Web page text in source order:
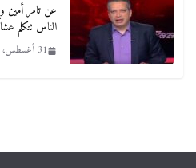
عن تامر أمين
الناس تتكلم
31 أغسطس، 2019